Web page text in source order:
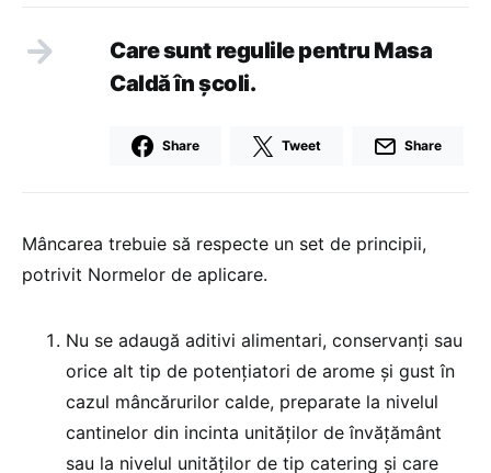
Care sunt regulile pentru Masa
Caldă în școli.
Share Tweet Share
Mâncarea trebuie să respecte un set de principii,
potrivit Normelor de aplicare.
Nu se adaugă aditivi alimentari, conservanţi sau
orice alt tip de potenţiatori de arome şi gust în
cazul mâncărurilor calde, preparate la nivelul
cantinelor din incinta unităţilor de învăţământ
sau la nivelul unităţilor de tip catering şi care